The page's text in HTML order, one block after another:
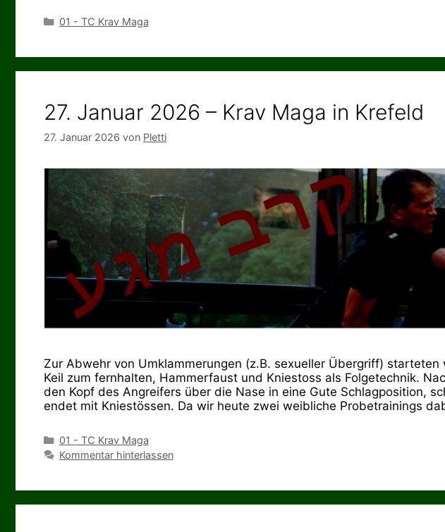
Kategorien
01 - TC Krav Maga
27. Januar 2026 – Krav Maga in Krefeld
27. Januar 2026 von Pletti
Zur Abwehr von Umklammerungen (z.B. sexueller Übergriff)
Keil zum fernhalten, Hammerfaust und Kniestoss als Folgetechnik.
den Kopf des Angreifers über die Nase in eine Gute Schlagposition,
endet mit Kniestössen. Da wir heute zwei weibliche Probetrainings
Kategorien
01 - TC Krav Maga
Kommentar hinterlassen